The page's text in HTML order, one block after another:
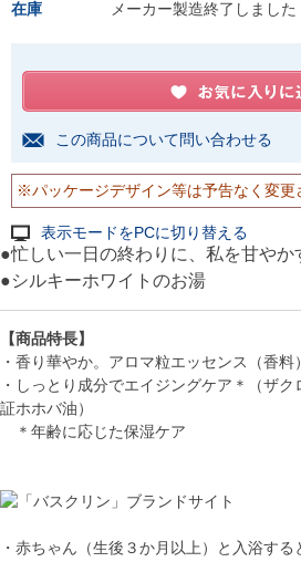
在庫 メーカー製造終了しました
この商品について問い合わせる
※パッケージデザイン等は予告なく変更
表示モードをPCに切り替える
●忙しい一日の終わりに、私を甘やか
●シルキーホワイトのお湯
【商品特長】
・香り華やか。アロマ粒エッセンス（香料
・しっとり成分でエイジングケア＊（ザ
証ホホバ油）
＊年齢に応じた保湿ケア
・赤ちゃん（生後３か月以上）と入浴する